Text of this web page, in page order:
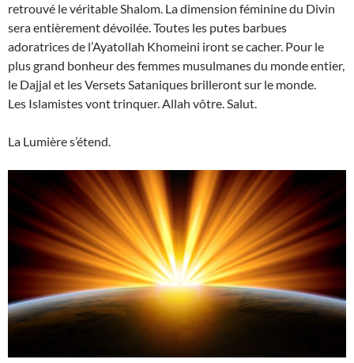
retrouvé le véritable Shalom. La dimension féminine du Divin
sera entièrement dévoilée. Toutes les putes barbues
adoratrices de l’Ayatollah Khomeini iront se cacher. Pour le
plus grand bonheur des femmes musulmanes du monde entier,
le Dajjal et les Versets Sataniques brilleront sur le monde.
Les Islamistes vont trinquer. Allah vôtre. Salut.
La Lumière s’étend.